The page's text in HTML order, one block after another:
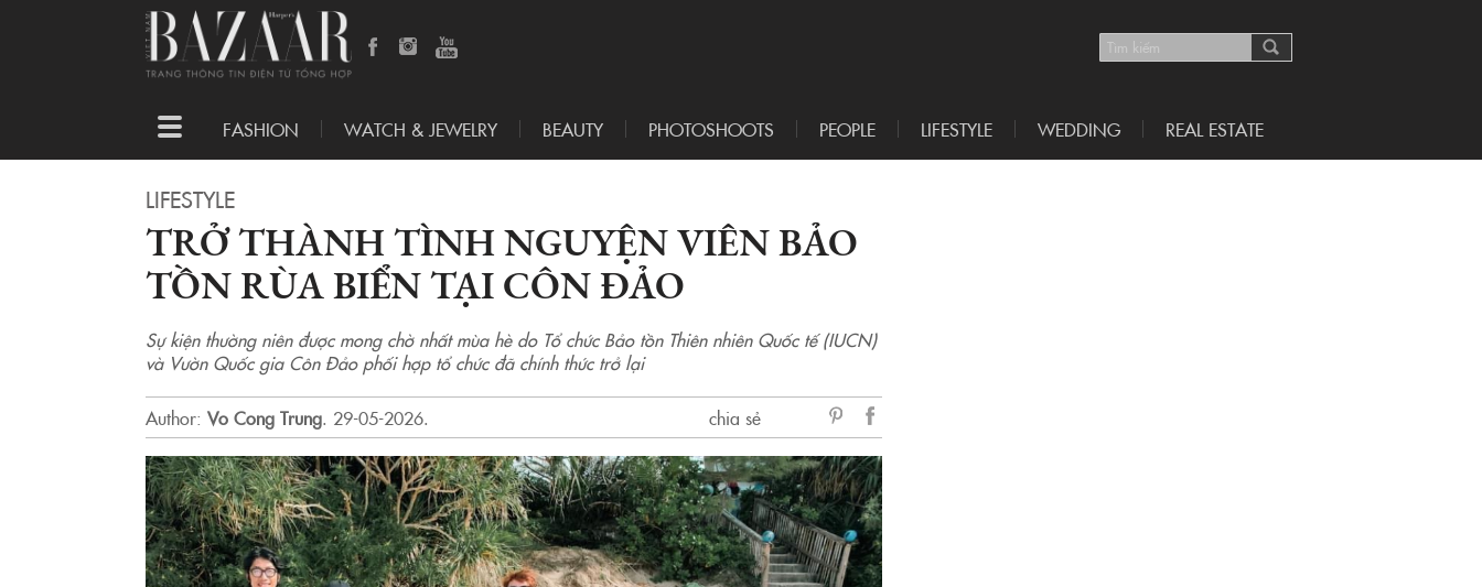
Toggle
navigation
FASHION WATCH & JEWELRY BEAUTY PHOTOSHOOTS PEOPLE LIFESTYLE WEDDING REAL ESTATE
LIFESTYLE
TRỞ THÀNH TÌNH NGUYỆN VIÊN BẢO
TỒN RÙA BIỂN TẠI CÔN ĐẢO
Sự kiện thường niên được mong chờ nhất mùa hè do Tổ chức Bảo tồn Thiên nhiên Quốc tế (IUCN)
và Vườn Quốc gia Côn Đảo phối hợp tổ chức đã chính thức trở lại
Author: Vo Cong Trung. 29-05-2026.
chia sẻ
Facebook